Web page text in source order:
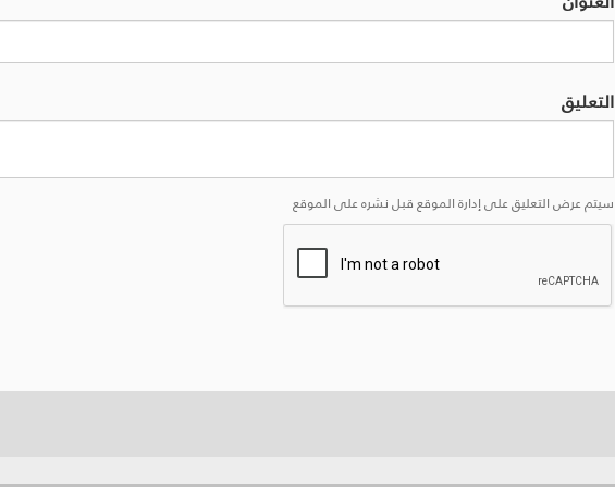
التعليق
سيتم عرض التعليق على إدارة الموقع قبل نشره على الموقع